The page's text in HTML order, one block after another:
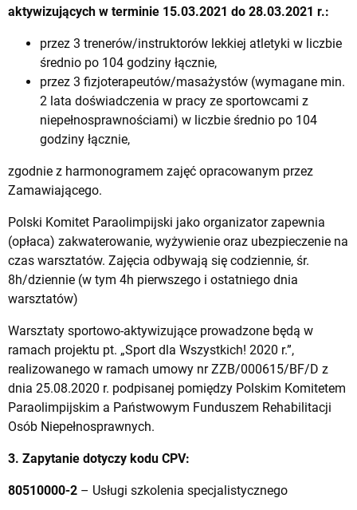
aktywizujących w terminie 15.03.2021 do 28.03.2021 r.:
przez 3 trenerów/instruktorów lekkiej atletyki w liczbie
średnio po 104 godziny łącznie,
przez 3 fizjoterapeutów/masażystów (wymagane min.
2 lata doświadczenia w pracy ze sportowcami z
niepełnosprawnościami) w liczbie średnio po 104
godziny łącznie,
zgodnie z harmonogramem zajęć opracowanym przez
Zamawiającego.
Polski Komitet Paraolimpijski jako organizator zapewnia
(opłaca) zakwaterowanie, wyżywienie oraz ubezpieczenie na
czas warsztatów. Zajęcia odbywają się codziennie, śr.
8h/dziennie (w tym 4h pierwszego i ostatniego dnia
warsztatów)
Warsztaty sportowo-aktywizujące prowadzone będą w
ramach projektu pt. „Sport dla Wszystkich! 2020 r.”,
realizowanego w ramach umowy nr ZZB/000615/BF/D z
dnia 25.08.2020 r. podpisanej pomiędzy Polskim Komitetem
Paraolimpijskim a Państwowym Funduszem Rehabilitacji
Osób Niepełnosprawnych.
3. Zapytanie dotyczy kodu CPV:
80510000-2 – Usługi szkolenia specjalistycznego